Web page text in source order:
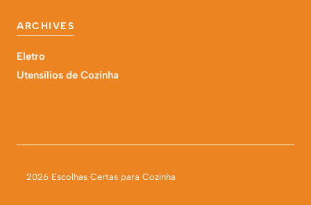
ARCHIVES
Eletro
Utensílios de Cozinha
2026 Escolhas Certas para Cozinha